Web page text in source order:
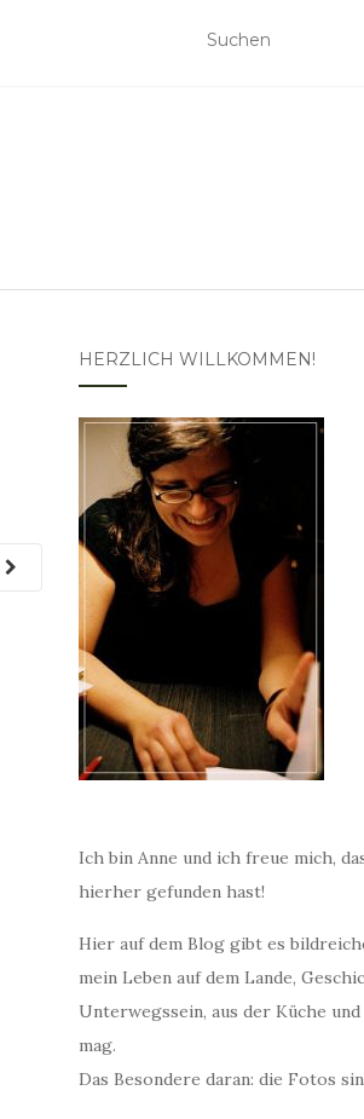
HERZLICH WILLKOMMEN!
Ich bin Anne und ich freue mich,
hierher gefunden hast!
Hier auf dem Blog gibt es
mein Leben auf dem Lande,
Unterwegssein, aus der Küche
mag.
Das Besondere daran: die Fotos